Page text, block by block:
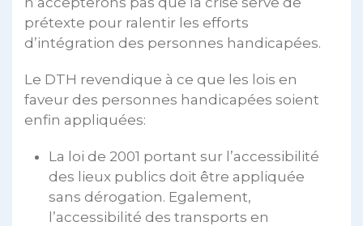
prétexte pour ralentir les efforts
d’intégration des personnes handicapées.
Le DTH revendique à ce que les lois en
faveur des personnes handicapées soient
enfin appliquées:
La loi de 2001 portant sur l’accessibilité
des lieux publics doit être appliquée
sans dérogation. Egalement,
l’accessibilité des transports en